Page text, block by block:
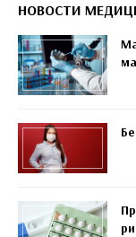
НОВОСТИ